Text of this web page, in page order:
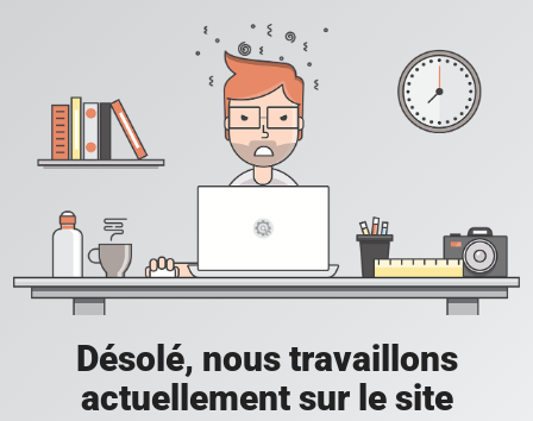
Désolé, nous travaillons
actuellement sur le site